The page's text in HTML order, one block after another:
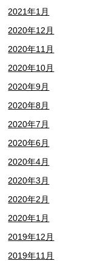
2021年1月
2020年12月
2020年11月
2020年10月
2020年9月
2020年8月
2020年7月
2020年6月
2020年4月
2020年3月
2020年2月
2020年1月
2019年12月
2019年11月